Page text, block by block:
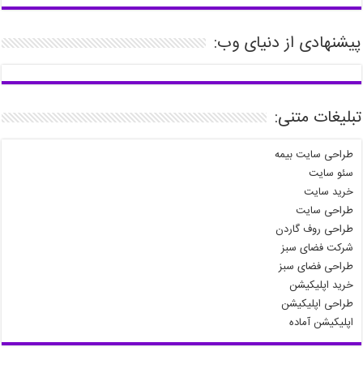
پیشنهادی از دنیای وب:
تبلیغات متنی:
طراحی سایت بیمه
سئو سایت
خرید سایت
طراحی سایت
طراحی روف گاردن
شرکت فضای سبز
طراحی فضای سبز
خرید اپلیکیشن
طراحی اپلیکیشن
اپلیکیشن آماده